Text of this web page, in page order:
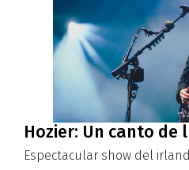
Hozier: Un canto de
Espectacular show del